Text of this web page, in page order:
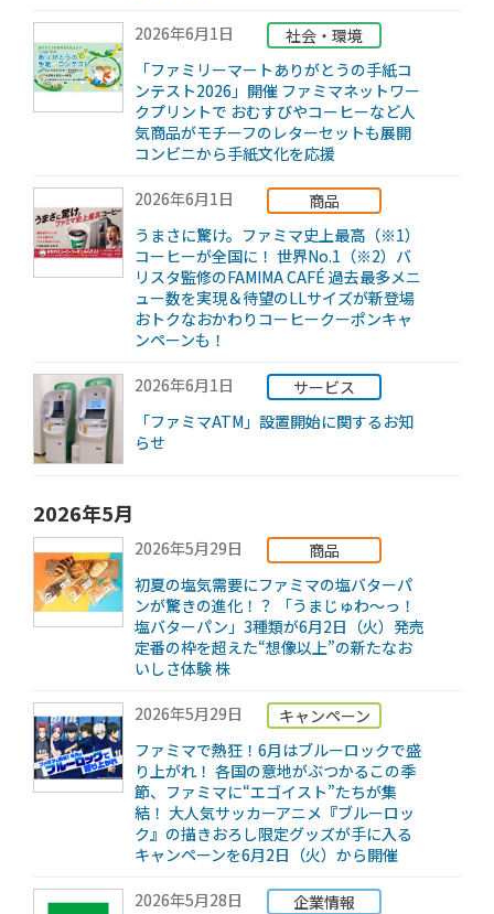
2026年6月1日
社会・環境
「ファミリーマートありがとうの手紙コ
ンテスト2026」開催 ファミマネットワー
クプリントで おむすびやコーヒーなど人
気商品がモチーフのレターセットも展開
コンビニから手紙文化を応援
2026年6月1日
商品
うまさに驚け。ファミマ史上最高（※1）
コーヒーが全国に！ 世界No.1（※2）バ
リスタ監修のFAMIMA CAFÉ 過去最多メニ
ュー数を実現＆待望のLLサイズが新登場
おトクなおかわりコーヒークーポンキャ
ンペーンも！
2026年6月1日
サービス
「ファミマATM」設置開始に関するお知
らせ
2026年5月
2026年5月29日
商品
初夏の塩気需要にファミマの塩バターパ
ンが驚きの進化！？ 「うまじゅわ～っ！
塩バターパン」3種類が6月2日（火）発売
定番の枠を超えた“想像以上”の新たなお
いしさ体験 株
2026年5月29日
キャンペーン
ファミマで熱狂！6月はブルーロックで盛
り上がれ！ 各国の意地がぶつかるこの季
節、ファミマに“エゴイスト”たちが集
結！ 大人気サッカーアニメ『ブルーロッ
ク』の描きおろし限定グッズが手に入る
キャンペーンを6月2日（火）から開催
2026年5月28日
企業情報